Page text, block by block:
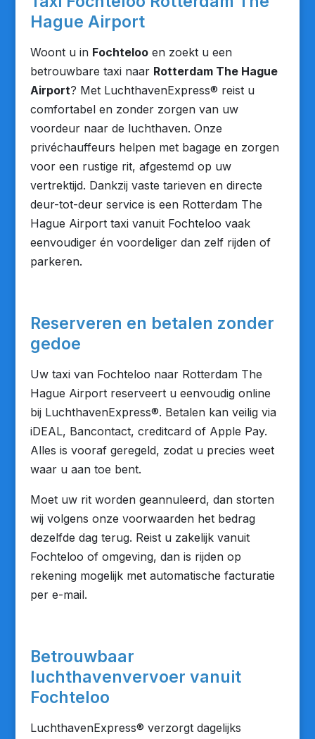
Hague Airport
Woont u in Fochtelooen zoekt u een
betrouwbare taxi naar Rotterdam The Hague
Airport? Met LuchthavenExpress® reist u
comfortabel en zonder zorgen van uw
voordeur naar de luchthaven. Onze
privéchauffeurs helpen met bagage en zorgen
voor een rustige rit, afgestemd op uw
vertrektijd. Dankzij vaste tarieven en directe
deur-tot-deur service is een Rotterdam The
Hague Airport taxi vanuit Fochteloo vaak
eenvoudiger én voordeliger dan zelf rijden of
parkeren.
Reserveren en betalen zonder
gedoe
Uw taxi van Fochteloo naar Rotterdam The
Hague Airport reserveert u eenvoudig online
bij LuchthavenExpress®. Betalen kan veilig via
iDEAL, Bancontact, creditcard of Apple Pay.
Alles is vooraf geregeld, zodat u precies weet
waar u aan toe bent.
Moet uw rit worden geannuleerd, dan storten
wij volgens onze voorwaarden het bedrag
dezelfde dag terug. Reist u zakelijk vanuit
Fochteloo of omgeving, dan is rijden op
rekening mogelijk met automatische facturatie
per e-mail.
Betrouwbaar
luchthavenvervoer vanuit
Fochteloo
LuchthavenExpress® verzorgt dagelijks